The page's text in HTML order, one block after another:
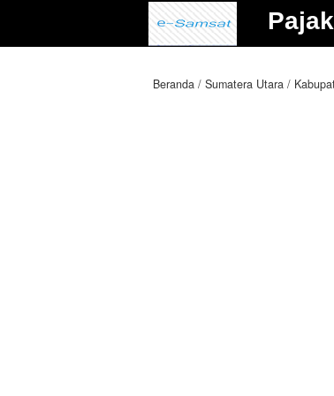
Beranda Sumatera Utara